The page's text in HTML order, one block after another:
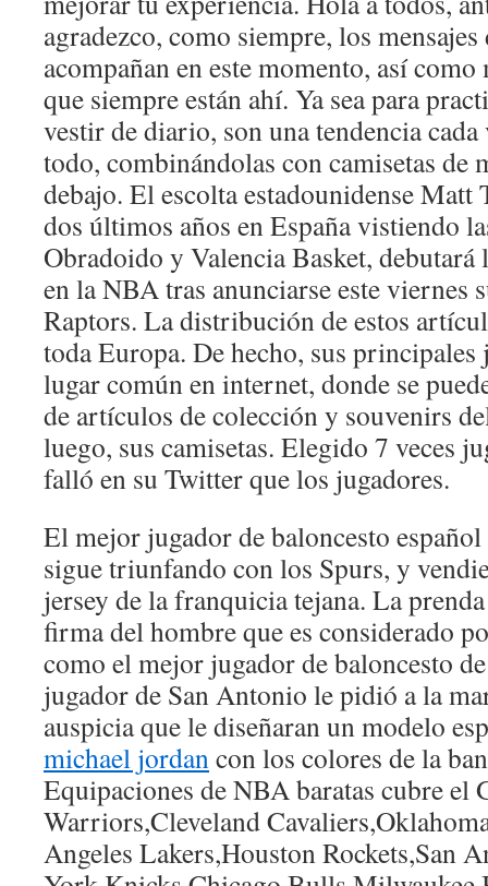
agradezco, como siempre, los
acompañan en este momento, así
que siempre están ahí. Ya sea para
vestir de diario, son una tendencia cada
todo, combinándolas con camisetas de
debajo. El escolta estadounidense Matt
dos últimos años en España vistiendo
Obradoido y Valencia Basket,
en la NBA tras anunciarse este viernes
Raptors. La distribución de estos
toda Europa. De hecho, sus principales
lugar común en internet, donde se
de artículos de colección y souvenirs
luego, sus camisetas. Elegido 7 veces
falló en su Twitter que los jugadores.
El mejor jugador de baloncesto
sigue triunfando con los Spurs, y
jersey de la franquicia tejana. La
firma del hombre que es considerado
como el mejor jugador de baloncesto
jugador de San Antonio le pidió a la
auspicia que le diseñaran un modelo
michael jordancon los colores de la
Equipaciones de NBA baratas cubre el
Warriors,Cleveland
Angeles Lakers,Houston Rockets,San